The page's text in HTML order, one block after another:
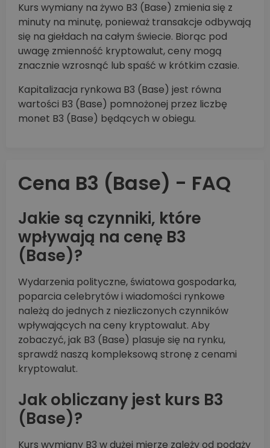
Kurs wymiany na żywo B3 (Base) zmienia się z
minuty na minutę, ponieważ transakcje odbywają
się na giełdach na całym świecie. Biorąc pod
uwagę zmienność kryptowalut, ceny mogą
znacznie wzrosnąć lub spaść w krótkim czasie.
Kapitalizacja rynkowa B3 (Base) jest równa
wartości B3 (Base) pomnożonej przez liczbę
monet B3 (Base) będących w obiegu.
Cena B3 (Base) - FAQ
Jakie są czynniki, które
wpływają na cenę B3
(Base)?
Wydarzenia polityczne, światowa gospodarka,
poparcia celebrytów i wiadomości rynkowe
należą do jednych z niezliczonych czynników
wpływających na ceny kryptowalut. Aby
zobaczyć, jak B3 (Base) plasuje się na rynku,
sprawdź naszą kompleksową stronę z cenami
kryptowalut.
Jak obliczany jest kurs B3
(Base)?
Kurs wymiany B3 w dużej mierze zależy od podaży